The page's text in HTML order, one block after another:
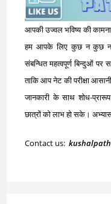
आपकी उज्वल भविष्य की
हम आपके लिए कुछ न कुछ
संबन्धित महत्वपूर्ण बिन्दुओं पर
ताकि आप नेट की परीक्षा
जानकारी के साथ शोध-
छात्रों को लाभ हो सके।
Contact us: